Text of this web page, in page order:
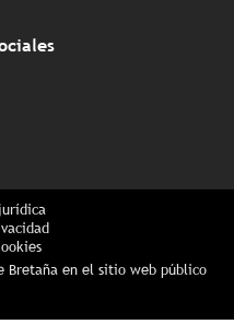
Bretaña en el sitio web público